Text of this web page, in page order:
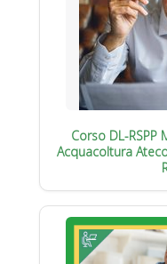
Corso DL-
Acquacoltura